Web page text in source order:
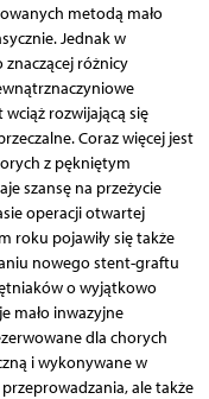
metodą mało
Jednak w
różnicy
rozwijającą się
Coraz więcej jest
z pękniętym
szansę na przeżycie
operacji otwartej
roku pojawiły się także
nowego stent-graftu
o wyjątkowo
mało inwazyjne
dla chorych
i wykonywane w
ale także